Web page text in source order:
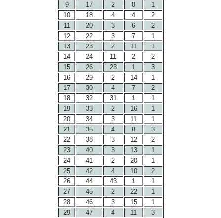
9
17 2 8
1
10
18 4 4
2
11
20 3 6
2
12
22 3 7
1
13
23 2 11
1
14
24 11 2
2
15
26 23 1
3
16
29 2 14
1
17
30 4 7
2
18
32 31 1
1
19
33 2 16
1
20
34 3 11
1
21
35 4 8
3
22
38 3 12
2
23
40 3 13
1
24
41 2 20
1
25
42 4 10
2
26
44 43 1
1
27
45 2 22
1
28
46 3 15
1
29
47 4 11
3